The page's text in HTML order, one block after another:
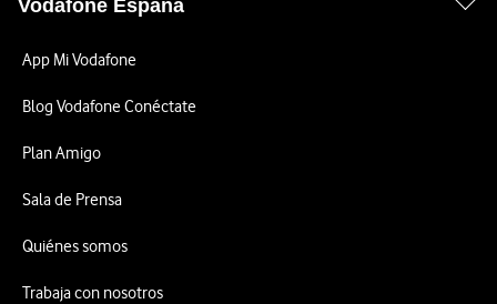
Vodafone España
App Mi Vodafone
Blog Vodafone Conéctate
Plan Amigo
Sala de Prensa
Quiénes somos
Trabaja con nosotros